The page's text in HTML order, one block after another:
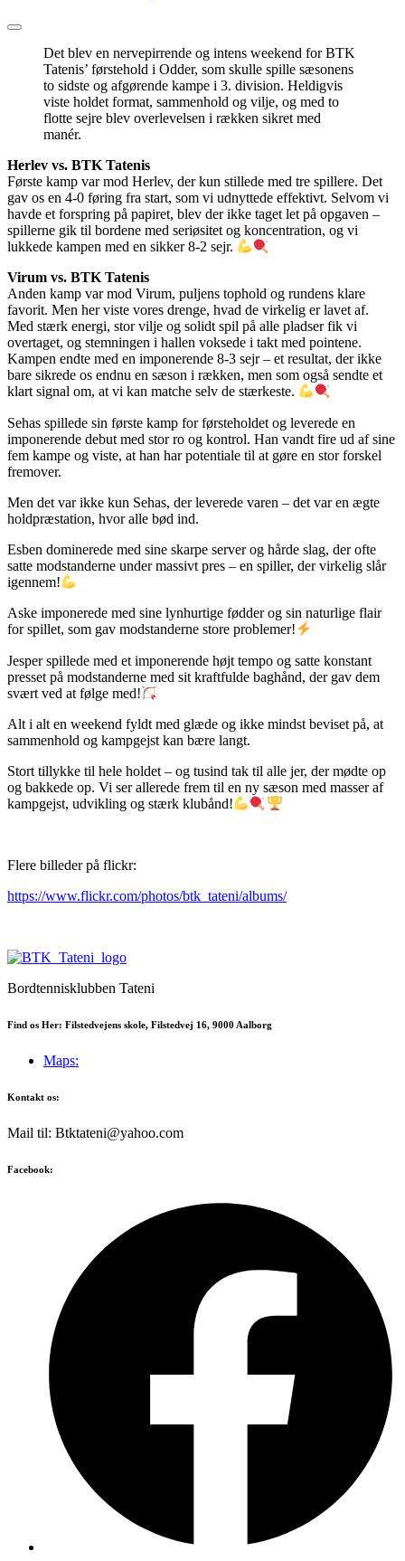
Det blev en nervepirrende og intens weekend for BTK
Tatenis’ førstehold i Odder, som skulle spille sæsonens
to sidste og afgørende kampe i 3. division. Heldigvis
viste holdet format, sammenhold og vilje, og med to
flotte sejre blev overlevelsen i rækken sikret med
manér.
Herlev vs. BTK Tatenis
Første kamp var mod Herlev, der kun stillede med tre spillere. Det
gav os en 4-0 føring fra start, som vi udnyttede effektivt. Selvom vi
havde et forspring på papiret, blev der ikke taget let på opgaven –
spillerne gik til bordene med seriøsitet og koncentration, og vi
lukkede kampen med en sikker 8-2 sejr.
Virum vs. BTK Tatenis
Anden kamp var mod Virum, puljens tophold og rundens klare
favorit. Men her viste vores drenge, hvad de virkelig er lavet af.
Med stærk energi, stor vilje og solidt spil på alle pladser fik vi
overtaget, og stemningen i hallen voksede i takt med pointene.
Kampen endte med en imponerende 8-3 sejr – et resultat, der ikke
bare sikrede os endnu en sæson i rækken, men som også sendte et
klart signal om, at vi kan matche selv de stærkeste.
Sehas spillede sin første kamp for førsteholdet og leverede en
imponerende debut med stor ro og kontrol. Han vandt fire ud af sine
fem kampe og viste, at han har potentiale til at gøre en stor forskel
fremover.
Men det var ikke kun Sehas, der leverede varen – det var en ægte
holdpræstation, hvor alle bød ind.
Esben dominerede med sine skarpe server og hårde slag, der ofte
satte modstanderne under massivt pres – en spiller, der virkelig slår
igennem!
Aske imponerede med sine lynhurtige fødder og sin naturlige flair
for spillet, som gav modstanderne store problemer!
Jesper spillede med et imponerende højt tempo og satte konstant
presset på modstanderne med sit kraftfulde baghånd, der gav dem
svært ved at følge med!
Alt i alt en weekend fyldt med glæde og ikke mindst beviset på, at
sammenhold og kampgejst kan bære langt.
Stort tillykke til hele holdet – og tusind tak til alle jer, der mødte op
og bakkede op. Vi ser allerede frem til en ny sæson med masser af
kampgejst, udvikling og stærk klubånd!
Flere billeder på flickr:
https://www.flickr.com/photos/btk_tateni/albums/
Bordtennisklubben Tateni
Find os Her: Filstedvejens skole, Filstedvej 16, 9000 Aalborg
Maps:
Kontakt os:
Mail til: Btktateni@yahoo.com
Facebook: